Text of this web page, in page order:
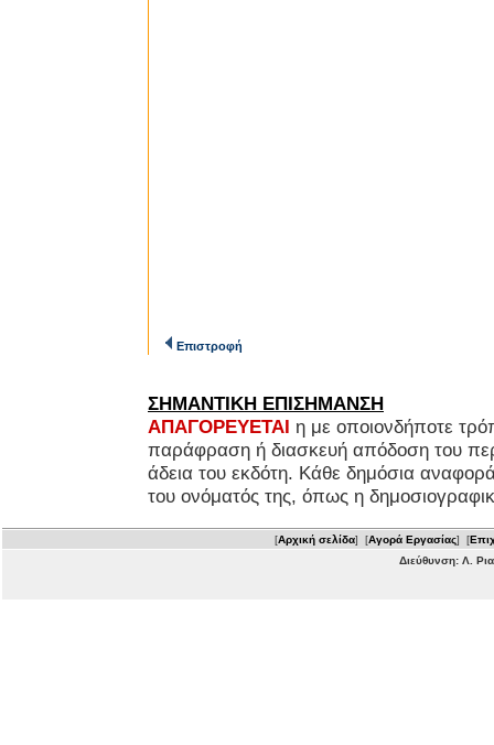
Επιστροφή
ΣΗΜΑΝΤΙΚΗ ΕΠΙΣΗΜΑΝΣΗ
ΑΠΑΓΟΡΕΥΕΤΑΙ η με οποιονδήποτε
παράφραση ή διασκευή απόδοση του
άδεια του εκδότη. Κάθε δημόσια
του ονόματός της, όπως η
[Αρχική σελίδα] [Αγορά Εργασίας] [
Διεύθυνση: Λ.